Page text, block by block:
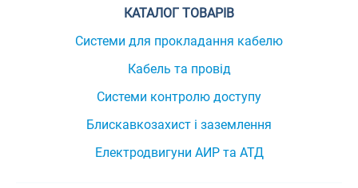
КАТАЛОГ ТОВАРІВ
Системи для прокладання кабелю
Кабель та провід
Системи контролю доступу
Блискавкозахист і заземлення
Електродвигуни АИР та АТД